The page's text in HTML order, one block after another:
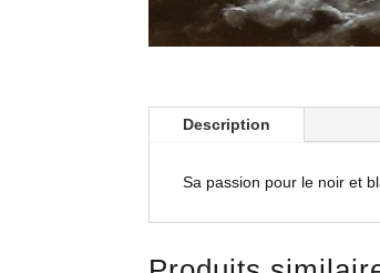
Description
Sa passion pour le noir et